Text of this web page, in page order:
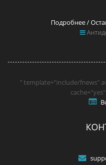
Подробнее /
" template="include/fnews"